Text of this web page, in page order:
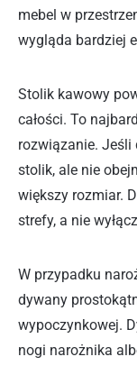
mebel w
wygląda bardziej
Stolik kawowy
całości. To
rozwiązanie. Jeśli
stolik, ale nie
większy rozmiar.
strefy, a nie
W przypadku
dywany
wypoczynkowej.
nogi narożnika